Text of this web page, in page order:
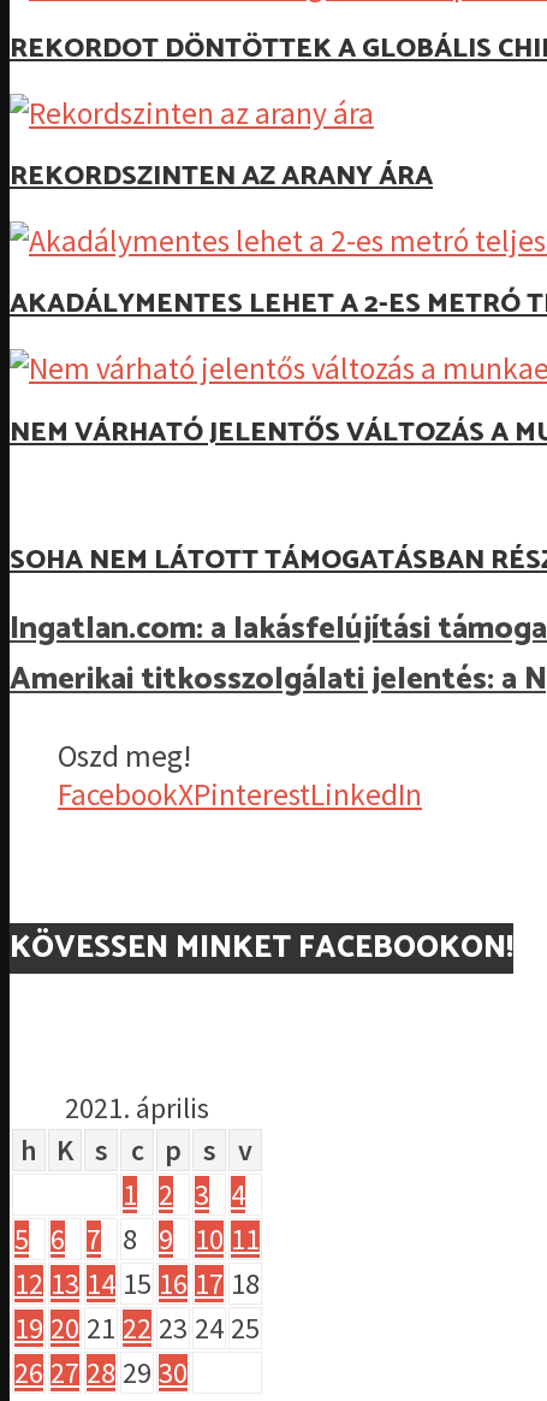
REKORDOT DÖNTÖTTEK A GLOBÁLIS
REKORDSZINTEN AZ ARANY ÁRA
AKADÁLYMENTES LEHET A 2-ES METRÓ
NEM VÁRHATÓ JELENTŐS VÁLTOZÁS A
SOHA NEM LÁTOTT TÁMOGATÁSBAN
Ingatlan.com: a lakásfelújítási
Amerikai titkosszolgálati jelentés: a
Oszd meg!
FacebookXPinterestLinkedIn
KÖVESSEN MINKET FACEBOOKON!
2021. április
h
K s c p s
v
1
2 3
4
5
6 7 8 9 10 11
12 13 14 15 16 17 18
19 20 21 22 23 24 25
26 27 28 29 30